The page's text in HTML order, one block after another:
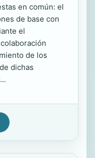
en común: el
de base con
el
de los
dichas